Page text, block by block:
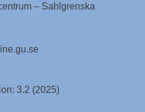
– Sahlgrenska
3.2 (2025)